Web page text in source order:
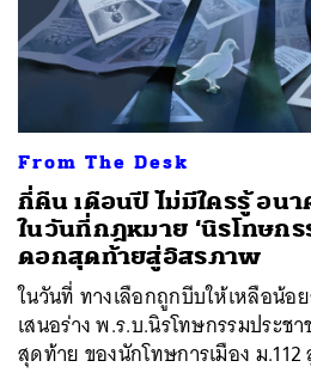
From The Desk
กี่คืน เดือนปี ไม่มีใครรู้ อน
ในวันที่กฎหมาย ‘นิรโทษก
ดอกสุดท้ายสู่อิสรภาพ
ในวันที่ ทางเลือกถูกบีบให้เหลือน้อ
เสนอร่าง พ.ร.บ.นิรโทษกรรมประ
สุดท้าย ของนักโทษการเมือง ม